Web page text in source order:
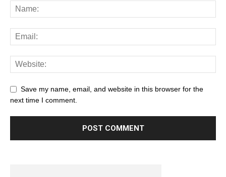
Save my name, email, and website in this browser for the
next time I comment.